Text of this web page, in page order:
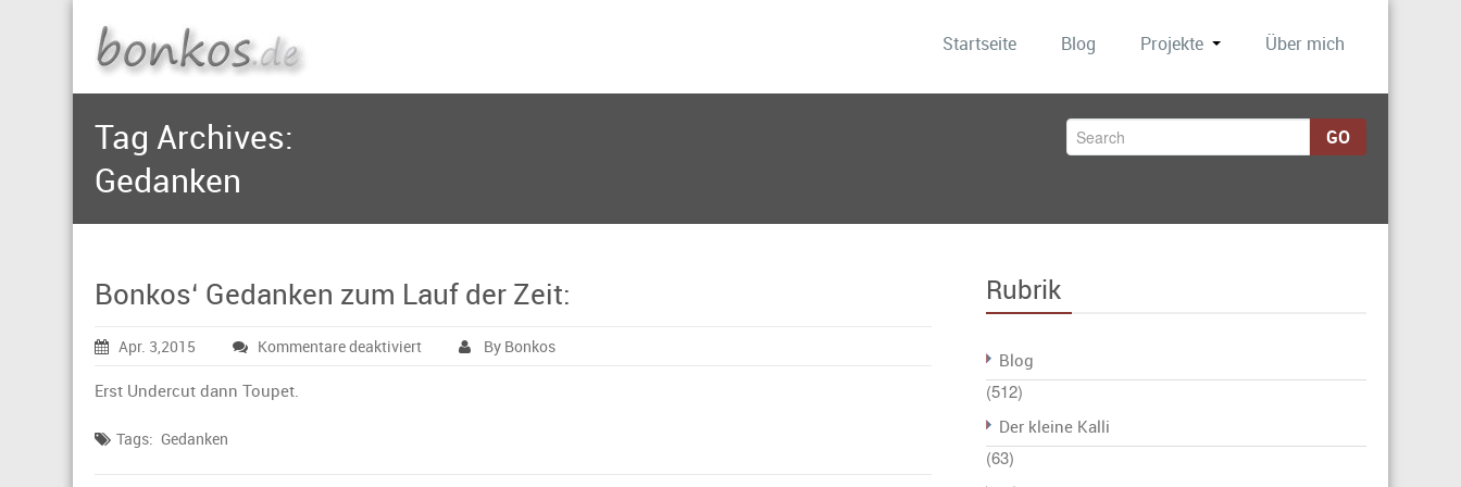
Startseite Blog Projekte Über mich
Tag Archives:
Gedanken
GO
Bonkos‘ Gedanken zum Lauf der Zeit:
Apr. 3,2015 Kommentare deaktiviertfür
By Bonkos
Erst Undercut dann Toupet.
Tags: Gedanken
Rubrik
Blog
(512)
Der kleine Kalli
(63)